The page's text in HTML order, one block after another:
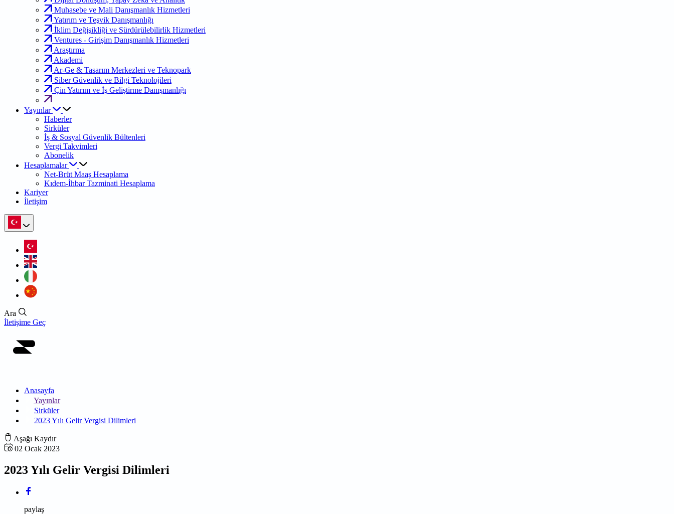
Muhasebe ve Mali Danışmanlık Hizmetleri
Yatırım ve Teşvik Danışmanlığı
İklim Değişikliği ve Sürdürülebilirlik Hizmetleri
Ventures - Girişim Danışmanlık Hizmetleri
Araştırma
Akademi
Ar-Ge & Tasarım Merkezleri ve Teknopark
Siber Güvenlik ve Bilgi Teknolojileri
Çin Yatırım ve İş Geliştirme Danışmanlığı
Yayınlar
Haberler
Sirküler
İş & Sosyal Güvenlik Bültenleri
Vergi Takvimleri
Abonelik
Hesaplamalar
Net-Brüt Maaş Hesaplama
Kıdem-İhbar Tazminati Hesaplama
Kariyer
İletişim
Ara
İletişime Geç
Anasayfa
Yayınlar
Sirküler
2023 Yılı Gelir Vergisi Dilimleri
Aşağı Kaydır
02 Ocak 2023
2023 Yılı Gelir Vergisi Dilimleri
paylaş